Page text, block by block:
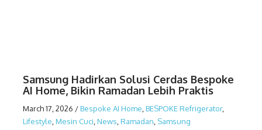
Samsung Hadirkan Solusi Cerdas Bespoke
AI Home, Bikin Ramadan Lebih Praktis
March 17, 2026 /Bespoke AI Home BESPOKE Refrigerator,
Lifestyle Mesin Cuci News Ramadan Samsung